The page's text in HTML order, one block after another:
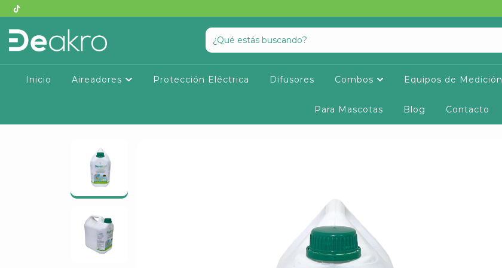
Inicio Aireadores Protección Eléctrica Difusores Combos Equipos de Medición
Para Mascotas Blog Contacto